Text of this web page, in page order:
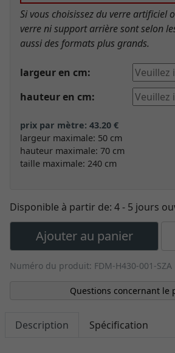
Si vous choisissez du verre artificiel
verre ni support arrière sont selon
aussi des formats plus grands.
largeur en cm:
hauteur en cm:
prix par mètre: 43.20 €
largeur maximale: 50 cm
hauteur maximale: 70 cm
taille maximale: 240 cm
Disponible à partir de: 4 - 5 jours
Ajouter au panier
Numéro du produit: FDM-H430-001-SZA
Questions concernant le
Description Spécification